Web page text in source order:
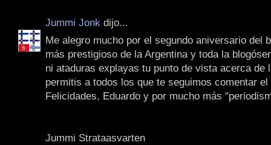
Jummi Jonk dijo...
Me alegro mucho por el segundo aniversario del
más prestigioso de la Argentina y toda la
ni ataduras explayas tu punto de vista acerca de
permitis a todos los que te seguimos comentar el
Felicidades, Eduardo y por mucho más
Jummi Strataasvarten